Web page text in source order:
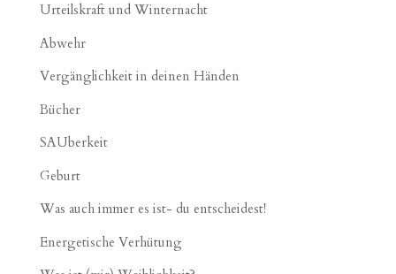
Urteilskraft und Winternacht
Abwehr
Vergänglichkeit in deinen Händen
Bücher
SAUberkeit
Geburt
Was auch immer es ist- du entscheidest!
Energetische Verhütung